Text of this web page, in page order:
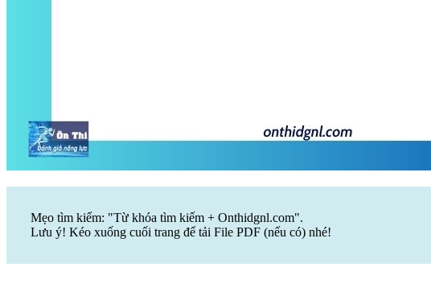
Mẹo tìm kiếm: "Từ khóa tìm kiếm + Onthidgnl.com".
Lưu ý! Kéo xuống cuối trang để tải File PDF (nếu có) nhé!